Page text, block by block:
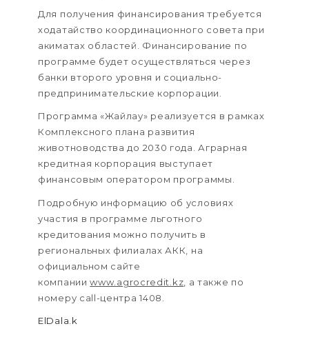
Для получения финансирования требуется
ходатайство координационного совета при
акиматах областей. Финансирование по
программе будет осуществляться через
банки второго уровня и социально-
предпринимательские корпорации.
Программа «Жайлау» реализуется в рамках
Комплексного плана развития
животноводства до 2030 года. Аграрная
кредитная корпорация выступает
финансовым оператором программы.
Подробную информацию об условиях
участия в программе льготного
кредитования можно получить в
региональных филиалах АКК, на
официальном сайте
компанииwww.agrocredit.kz , а также по
номеру call-центра 1408.
ElDala.k